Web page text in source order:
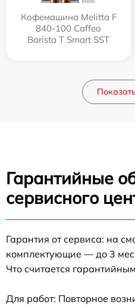
Кофемашина Melitta F
840-100 Caffeo
Barista T Smart SST
Гарантийные
сервисного
Гарантия от сервиса: на
комплектующие — до 3
Что считается
Для работ: Повторное